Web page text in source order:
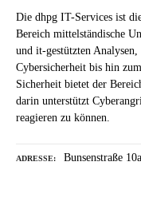
Die dhpg IT-Services ist
Bereich mittelständische
und it-gestützten
Cybersicherheit bis hin
Sicherheit bietet der
darin unterstützt
reagieren zu können.
ADRESSE Bunsenstraße